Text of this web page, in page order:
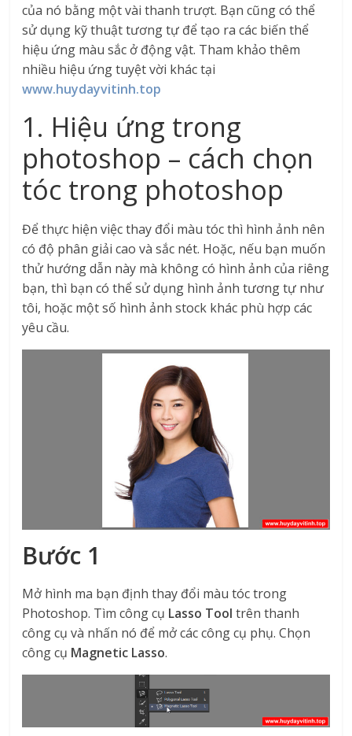
của nó bằng một vài thanh trượt. Bạn cũng có thể
sử dụng kỹ thuật tương tự để tạo ra các biến thể
hiệu ứng màu sắc ở động vật. Tham khảo thêm
nhiều hiệu ứng tuyệt vời khác tại
www.huydayvitinh.top
1. Hiệu ứng trong
photoshop – cách chọn
tóc trong photoshop
Để thực hiện việc thay đổi màu tóc thì hình ảnh nên
có độ phân giải cao và sắc nét. Hoặc, nếu bạn muốn
thử hướng dẫn này mà không có hình ảnh của riêng
bạn, thì bạn có thể sử dụng hình ảnh tương tự như
tôi, hoặc một số hình ảnh stock khác phù hợp các
yêu cầu.
Bước 1
Mở hình ma bạn định thay đổi màu tóc trong
Photoshop. Tìm công cụ Lasso Tool trên thanh
công cụ và nhấn nó để mở các công cụ phụ. Chọn
công cụ Magnetic Lasso.